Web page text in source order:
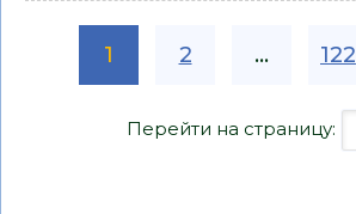
1 2 ... 122
Перейти на страницу: